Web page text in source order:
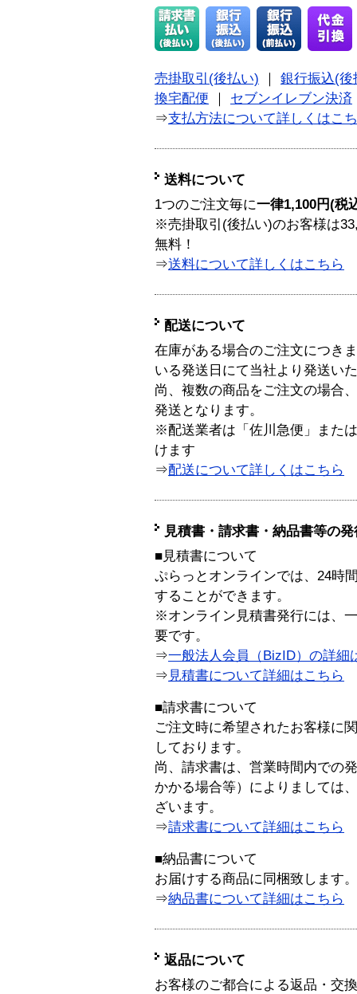
売掛取引(後払い)
銀行振込(後
換宅配便
セブンイレブン決済
⇒支払方法について詳しくはこ
送料について
1つのご注文毎に一律1,100円(税
※売掛取引(後払い)のお客様は
無料！
⇒送料について詳しくはこちら
配送について
在庫がある場合のご注文につき
いる発送日にて当社より発送い
尚、複数の商品をご注文の場合
発送となります。
※配送業者は「佐川急便」また
けます
⇒配送について詳しくはこちら
見積書・請求書・納品書等の
■見積書について
ぷらっとオンラインでは、24時
することができます。
※オンライン見積書発行には、
要です。
⇒一般法人会員（BizID）の詳細
⇒ 見積書について詳細はこちら
■請求書について
ご注文時に希望されたお客様に
しております。
尚、請求書は、営業時間内での
かかる場合等）によりましては
ざいます。
⇒請求書について詳細はこちら
■納品書について
お届けする商品に同梱致します。
⇒納品書について詳細はこちら
返品について
お客様のご都合による返品・交